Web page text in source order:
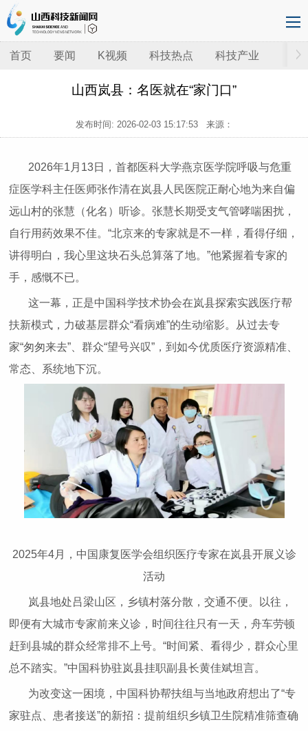
首页 要闻 K视频 科技热点 科技产业
山西岚县：名医就在“家门口”
发布时间: 2026-02-03 15:17:53来源：
2026年1月13日，首都医科大学燕京医学院呼吸与危重
症医学科主任医师张作清在岚县人民医院正耐心地为来自偏
远山村的张慧（化名）听诊。张慧长期受支气管哮喘困扰，
自行用药效果不佳。“北京来的专家就是不一样，看得仔细，
讲得明白，我心里这块石头总算落了地。”他紧握着专家的
手，感慨不已。
这一幕，正是中国科学技术协会在岚县探索实践医疗帮
扶新模式，力破基层群众“看病难”的生动缩影。从过去专
家“匆匆来去”、群众“望号兴叹”，到如今优质医疗资源精准、
常态、系统地下沉。
2025年4月，中国康复医学会组织医疗专家在岚县开展义诊
活动
岚县地处吕梁山区，乡镇村落分散，交通不便。以往，
即便有大城市专家前来义诊，时间往往只有一天，舟车劳顿
赶到县城的群众经常排不上号。“时间紧、看得少，群众心里
总不踏实。”中国科协驻岚县挂职副县长黄佳斌坦言。
为改变这一困境，中国科协帮扶组与当地政府想出了“专
家驻点、患者接送”的新招：提前组织乡镇卫生院精准筛查确